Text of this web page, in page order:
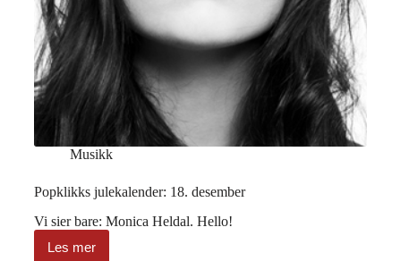
Musikk
Popklikks julekalender: 18. desember
Vi sier bare: Monica Heldal. Hello!
Les merPopklikks